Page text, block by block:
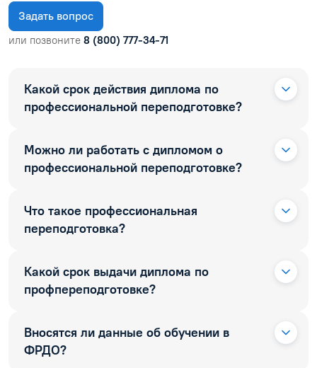
Задать вопрос
или позвоните 8 (800) 777-34-71
Какой срок действия диплома по
профессиональной переподготовке?
Можно ли работать с дипломом о
профессиональной переподготовке?
Что такое профессиональная
переподготовка?
Какой срок выдачи диплома по
профпереподготовке?
Вносятся ли данные об обучении в
ФРДО?